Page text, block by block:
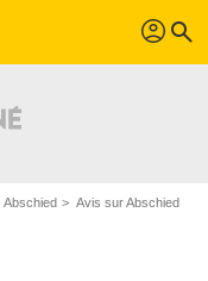
profil search
Abschied Avis sur Abschied